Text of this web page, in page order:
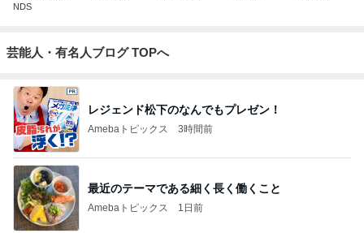
NDS
芸能人・有名人ブログ TOPへ
レジェンド松下のなんでもプレゼン！
Amebaトピックス 3時間前
最近のテーマである細く長く働くこと
Amebaトピックス 1日前